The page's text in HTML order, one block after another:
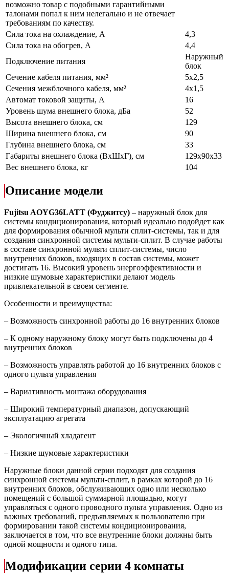
возможно товар с подобными гарантийными
талонами попал к ним нелегально и не отвечает
требованиям по качеству.
Сила тока на охлаждение, А
4,3
Сила тока на обогрев, А
4,4
Подключение питания
Наружный
блок
Сечение кабеля питания, мм²
5х2,5
Сечения межблочного кабеля, мм²
4х1,5
Автомат токовой защиты, А
16
Уровень шума внешнего блока, дБа
52
Высота внешнего блока, см
129
Ширина внешнего блока, см
90
Глубина внешнего блока, см
33
Габариты внешнего блока (ВхШхГ), см
129x90x33
Вес внешнего блока, кг
104
Описание модели
Fujitsu AOYG36LATT (Фуджитсу) – наружный блок для
системы кондиционирования, который идеально подойдет как
для формирования обычной мульти сплит-системы, так и для
создания синхронной системы мульти-сплит. В случае работы
в составе синхронной мульти сплит-системы, число
внутренних блоков, входящих в состав системы, может
достигать 16. Высокий уровень энергоэффективности и
низкие шумовые характеристики делают модель
привлекательной в своем сегменте.
Особенности и преимущества:
– Возможность синхронной работы до 16 внутренних блоков
– К одному наружному блоку могут быть подключены до 4
внутренних блоков
– Возможность управлять работой до 16 внутренних блоков с
одного пульта управления
– Вариативность монтажа оборудования
– Широкий температурный диапазон, допускающий
эксплуатацию агрегата
– Экологичный хладагент
– Низкие шумовые характеристики
Наружные блоки данной серии подходят для создания
синхронной системы мульти-сплит, в рамках которой до 16
внутренних блоков, обслуживающих одно или несколько
помещений с большой суммарной площадью, могут
управляться с одного проводного пульта управления. Одно из
важных требований, предъявляемых к пользователю при
формировании такой системы кондиционирования,
заключается в том, что все внутренние блоки должны быть
одной мощности и одного типа.
Модификации серии 4 комнаты